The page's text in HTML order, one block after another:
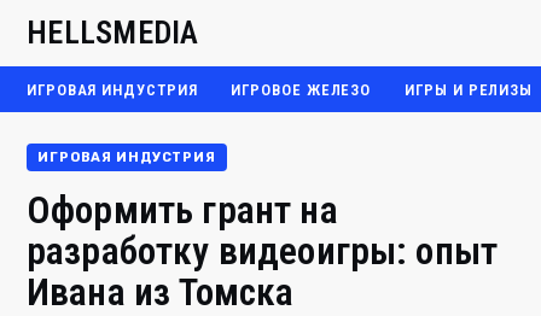
HELLSMEDIA
ИГРОВАЯ ИНДУСТРИЯ ИГРОВОЕ ЖЕЛЕЗО ИГРЫ И РЕЛИЗЫ
ИГРОВАЯ ИНДУСТРИЯ
Оформить грант на
разработку видеоигры: опыт
Ивана из Томска